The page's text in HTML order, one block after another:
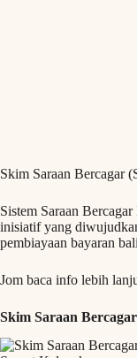
Skim Saraan Bercagar
Sistem Saraan
inisiatif yang
pembiayaan bayaran
Jom baca info lebih
Skim Saraan